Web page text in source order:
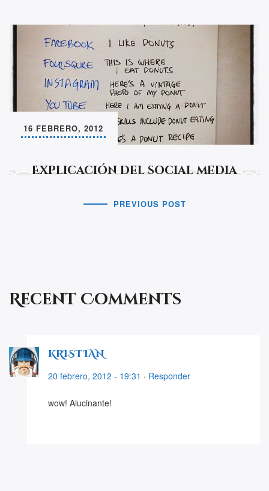
Explicación del social media
16 FEBRERO, 2012
PREVIOUS POST
Recent Comments
KRISTIAN
20 febrero, 2012 - 19:31 · Responder
wow! Alucinante!